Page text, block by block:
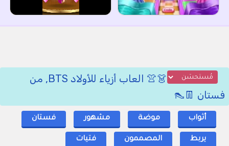
👗👚 العاب أزياء للأولاد BTS, من
فستان 👖👠
أثواب موضة مشهور فستان
يربط المصممون فتيات